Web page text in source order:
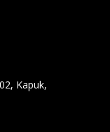
Kapuk,